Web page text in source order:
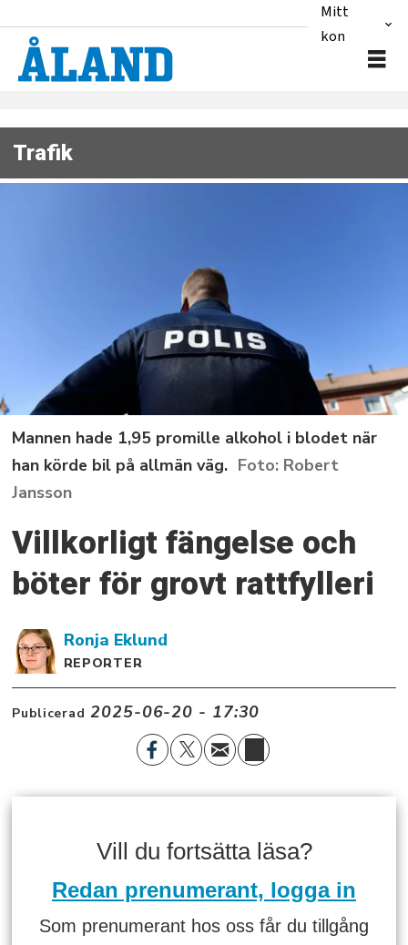
Mitt
konto
Trafik
Mannen hade 1,95 promille alkohol i blodet när
han körde bil på allmän väg.
Robert
Jansson
Villkorligt fängelse och
böter för grovt rattfylleri
Ronja Eklund
REPORTER
Publicerad 2025-06-20 - 17:30
Vill du fortsätta läsa?
Redan prenumerant, logga in
Som prenumerant hos oss får du tillgång